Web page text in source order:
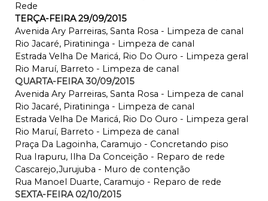
Rede
TERÇA-FEIRA 29/09/2015
Avenida Ary Parreiras, Santa Rosa - Limpeza de canal
Rio Jacaré, Piratininga - Limpeza de canal
Estrada Velha De Maricá, Rio Do Ouro - Limpeza geral
Rio Maruí, Barreto - Limpeza de canal
QUARTA-FEIRA 30/09/2015
Avenida Ary Parreiras, Santa Rosa - Limpeza de canal
Rio Jacaré, Piratininga - Limpeza de canal
Estrada Velha De Maricá, Rio Do Ouro - Limpeza geral
Rio Maruí, Barreto - Limpeza de canal
Praça Da Lagoinha, Caramujo - Concretando piso
Rua Irapuru, Ilha Da Conceição - Reparo de rede
Cascarejo,Jurujuba - Muro de contenção
Rua Manoel Duarte, Caramujo - Reparo de rede
SEXTA-FEIRA 02/10/2015